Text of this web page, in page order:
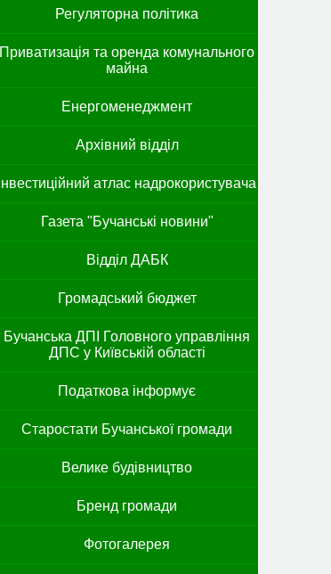
Регуляторна політика
Приватизація та оренда комунального
майна
Енергоменеджмент
Архівний відділ
Інвестиційний атлас надрокористувача
Газета "Бучанські новини"
Відділ ДАБК
Громадський бюджет
Бучанська ДПІ Головного управління
ДПС у Київській області
Податкова інформує
Старостати Бучанської громади
Велике будівництво
Бренд громади
Фотогалерея